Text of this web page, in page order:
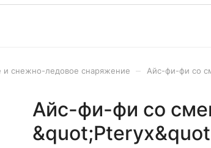
и снежно-ледовое снаряжение Айс-фи-фи со
Айс-фи-фи со